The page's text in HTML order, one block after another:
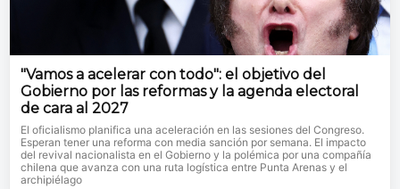
"Vamos a acelerar con todo": el objetivo del
Gobierno por las reformas y la agenda electoral
de cara al 2027
El oficialismo planifica una aceleración en las sesiones del Congreso.
Esperan tener una reforma con media sanción por semana. El impacto
del revival nacionalista en el Gobierno y la polémica por una compañía
chilena que avanza con una ruta logística entre Punta Arenas y el
archipiélago